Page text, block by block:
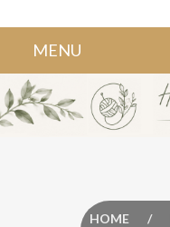
HOME
/